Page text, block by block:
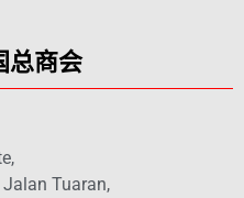
总商会
Tuaran,